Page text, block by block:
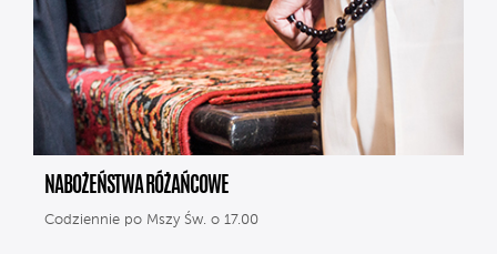
NABOŻEŃSTWA RÓŻAŃCOWE
Codziennie po Mszy Św. o 17.00